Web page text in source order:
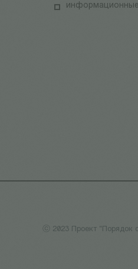
ⓒ 2023 Проект "Порядок